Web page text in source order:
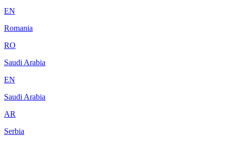
EN
Romania
RO
Saudi Arabia
EN
Saudi Arabia
AR
Serbia